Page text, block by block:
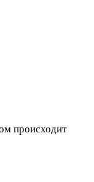
происходит